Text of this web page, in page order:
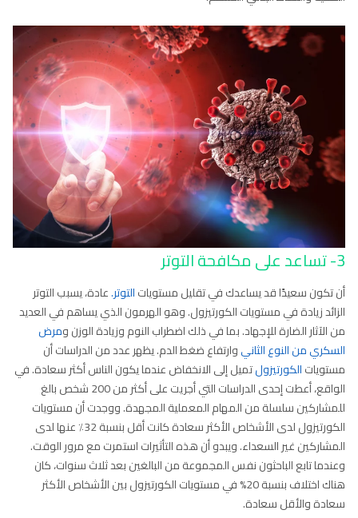
3- تساعد على مكافحة التوتر
أن تكون سعيدًا قد يساعدك في تقليل مستوياتالتوتر.عادة، يسبب التوتر
الزائد زيادة في مستويات الكورتيزول. وهو الهرمون الذي يساهم في العديد
من الآثار الضارة للإجهاد. بما في ذلك اضطراب النوم وزيادة الوزن ومرض
السكري من النوع الثانيوارتفاع ضغط الدم. يظهر عدد من الدراسات أن
مستوياتالكورتيزولتميل إلى الانخفاض عندما يكون الناس أكثر سعادة. في
الواقع، أعطت إحدى الدراسات التي أجريت على أكثر من 200 شخص بالغ
للمشاركين سلسلة من المهام المعملية المجهدة. ووجدت أن مستويات
الكورتيزول لدى الأشخاص الأكثر سعادة كانت أقل بنسبة 32٪ عنها لدى
المشاركين غير السعداء. ويبدو أن هذه التأثيرات استمرت مع مرور الوقت.
وعندما تابع الباحثون نفس المجموعة من البالغين بعد ثلاث سنوات، كان
هناك اختلاف بنسبة 20% في مستويات الكورتيزول بين الأشخاص الأكثر
سعادة والأقل سعادة.